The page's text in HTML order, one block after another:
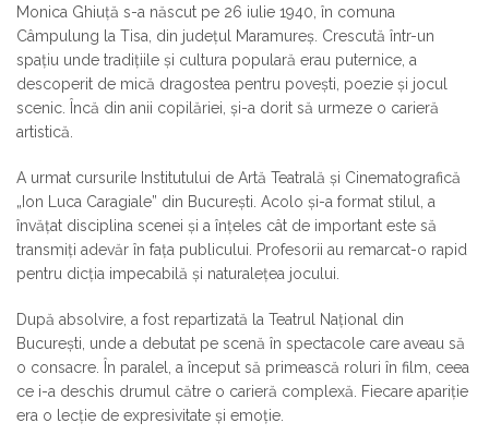
Monica Ghiuță s-a născut pe 26 iulie 1940, în comuna
Câmpulung la Tisa, din județul Maramureș. Crescută într-un
spațiu unde tradițiile și cultura populară erau puternice, a
descoperit de mică dragostea pentru povești, poezie și jocul
scenic. Încă din anii copilăriei, și-a dorit să urmeze o carieră
artistică.
A urmat cursurile Institutului de Artă Teatrală și Cinematografică
„Ion Luca Caragiale” din București. Acolo și-a format stilul, a
învățat disciplina scenei și a înțeles cât de important este să
transmiți adevăr în fața publicului. Profesorii au remarcat-o rapid
pentru dicția impecabilă și naturalețea jocului.
După absolvire, a fost repartizată la Teatrul Național din
București, unde a debutat pe scenă în spectacole care aveau să
o consacre. În paralel, a început să primească roluri în film, ceea
ce i-a deschis drumul către o carieră complexă. Fiecare apariție
era o lecție de expresivitate și emoție.